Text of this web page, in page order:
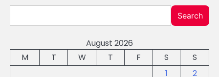
Search
August 2026
M
T W T F S
S
1
2